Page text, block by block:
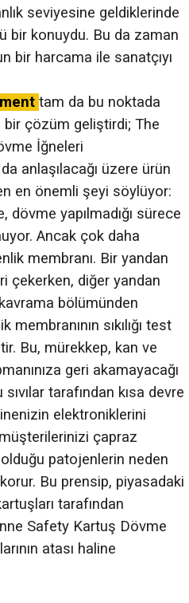
seviyesine geldiklerinde
bir konuydu. Bu da zaman
bir harcama ile sanatçıyı
tam da bu noktada
bir çözüm geliştirdi; The
İğneleri
anlaşılacağı üzere ürün
en önemli şeyi söylüyor:
yapılmadığı sürece
Ancak çok daha
membranı. Bir yandan
çekerken, diğer yandan
bölümünden
membranının sıkılığı test
Bu, mürekkep, kan ve
geri akamayacağı
tarafından kısa devre
elektroniklerini
çapraz
patojenlerin neden
Bu prensip, piyasadaki
tarafından
Safety Kartuş Dövme
atası haline